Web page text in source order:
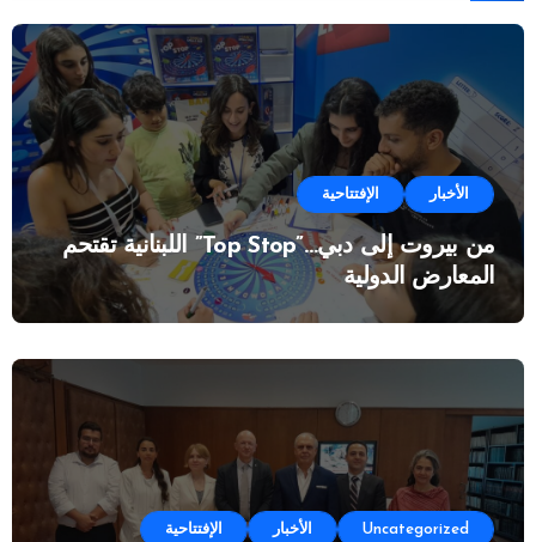
الأخبار الإفتتاحية
من بيروت إلى دبي…”Top Stop” اللبنانية تقتحم
المعارض الدولية
Uncategorized الأخبار الإفتتاحية